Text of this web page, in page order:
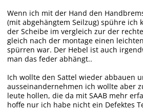
Wenn ich mit der Hand den
(mit abgehängtem Seilzug) spühre ich
der Scheibe im vergleich zur der
gleich nach der montage einen
spürren war. Der Hebel ist auch
man das feder abhängt..
Ich wollte den Sattel wieder abbauen
ausseinandernehmen ich wollte aber
leute hollen, die da mit SAAB mehr
hoffe nur ich habe nicht ein Defektes